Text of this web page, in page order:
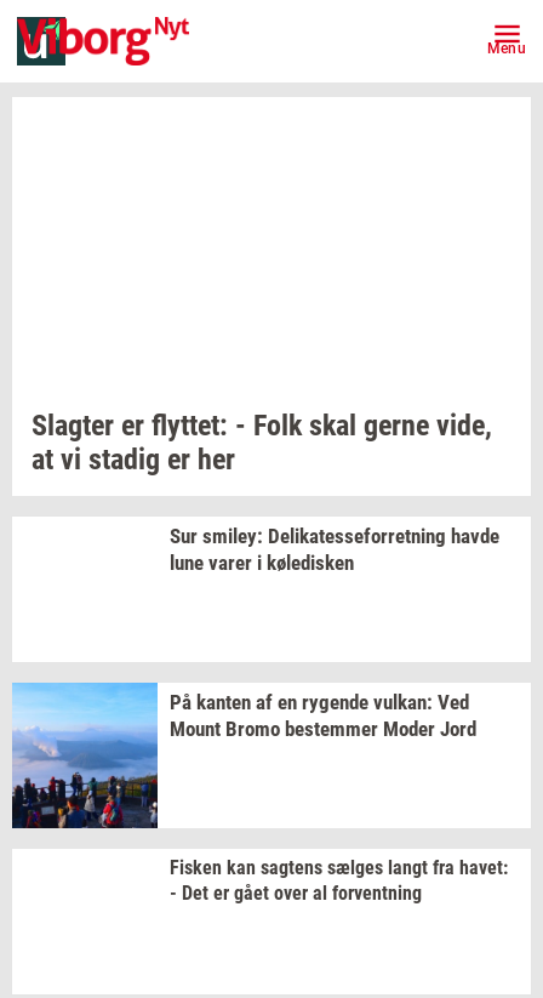
Menu
Slag­ter er flyt­tet: - Folk skal gerne vide,
at vi sta­dig er her
Sur smiley: De­li­ka­tes­se­for­ret­ning havde
lune varer i kø­le­di­sken
På kan­ten af en ry­gen­de vulkan: Ved
Mount Bromo be­stem­mer Moder Jord
Fi­sken kan sag­tens sæl­ges langt fra havet:
- Det er gået over al for­vent­ning